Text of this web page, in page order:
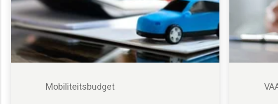
Mobiliteitsbudget